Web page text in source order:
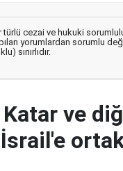
türlü cezai ve hukuki
yorumlardan sorumlu
sınırlıdır.
ve